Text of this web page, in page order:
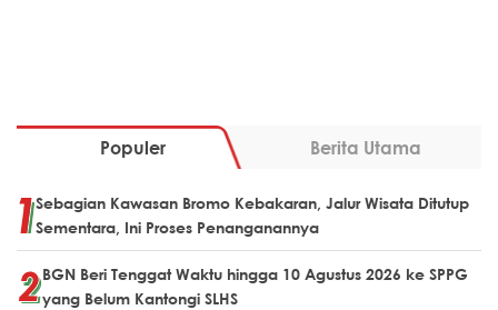
Populer Berita Utama
Sebagian Kawasan Bromo Kebakaran, Jalur Wisata Ditutup
Sementara, Ini Proses Penanganannya
BGN Beri Tenggat Waktu hingga 10 Agustus 2026 ke SPPG
yang Belum Kantongi SLHS